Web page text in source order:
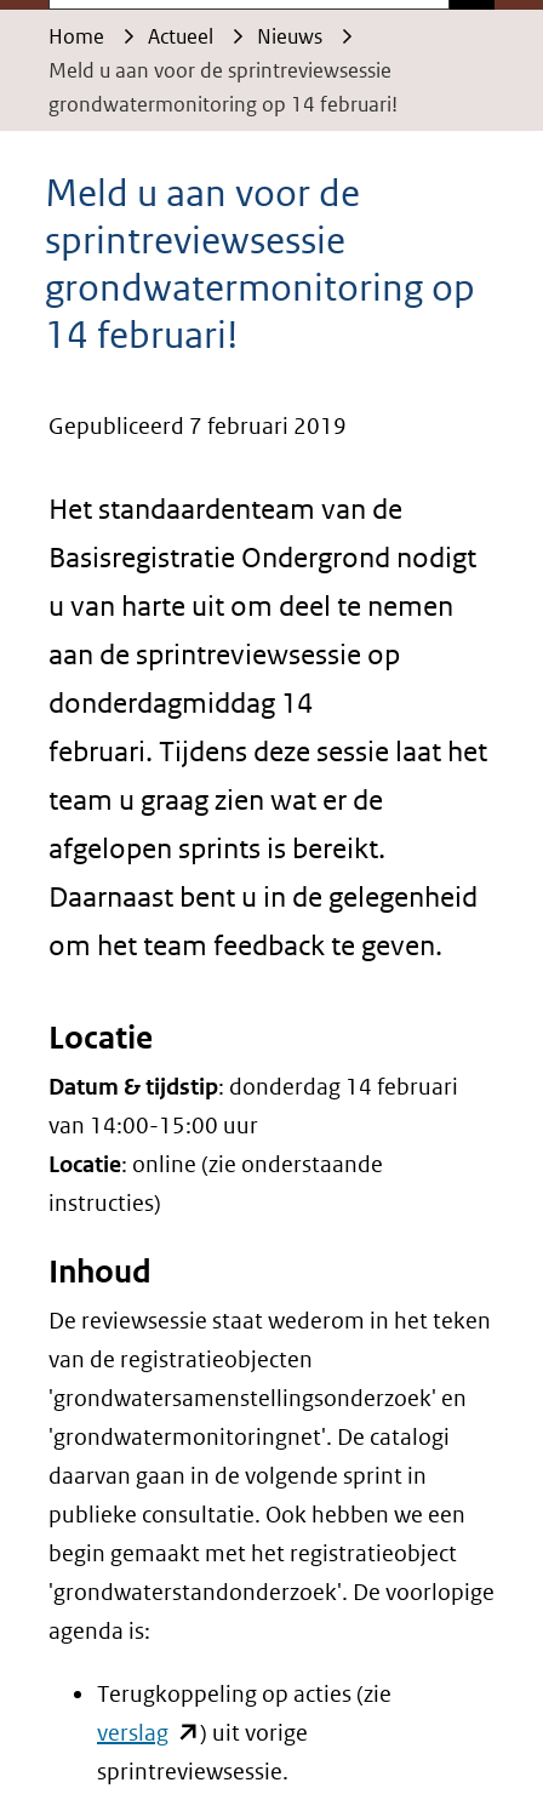
Home Actueel
Nieuws
Meld u aan voor de sprintreviewsessie
grondwatermonitoring op 14 februari!
Meld u aan voor de
sprintreviewsessie
grondwatermonitoring op
14 februari!
Gepubliceerd 7 februari 2019
Het standaardenteam van de
Basisregistratie Ondergrond nodigt
u van harte uit om deel te nemen
aan de sprintreviewsessie op
donderdagmiddag 14
februari. Tijdens deze sessie laat het
team u graag zien wat er de
afgelopen sprints is bereikt.
Daarnaast bent u in de gelegenheid
om het team feedback te geven.
Locatie
Datum & tijdstip: donderdag 14 februari
van 14:00-15:00 uur
Locatie: online (zie onderstaande
instructies)
Inhoud
De reviewsessie staat wederom in het teken
van de registratieobjecten
'grondwatersamenstellingsonderzoek' en
'grondwatermonitoringnet'. De catalogi
daarvan gaan in de volgende sprint in
publieke consultatie. Ook hebben we een
begin gemaakt met het registratieobject
'grondwaterstandonderzoek'. De voorlopige
agenda is:
Terugkoppeling op acties (zie
verslag(opent
in
) uit vorige
sprintreviewsessie.